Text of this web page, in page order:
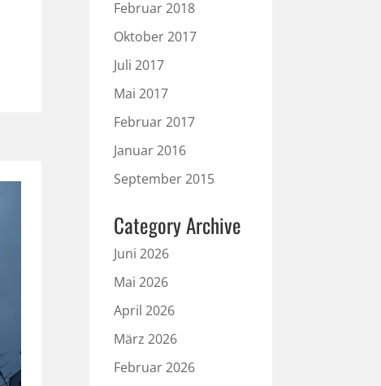
Februar 2018
Oktober 2017
Juli 2017
Mai 2017
Februar 2017
Januar 2016
September 2015
Category Archive
Juni 2026
Mai 2026
April 2026
März 2026
Februar 2026